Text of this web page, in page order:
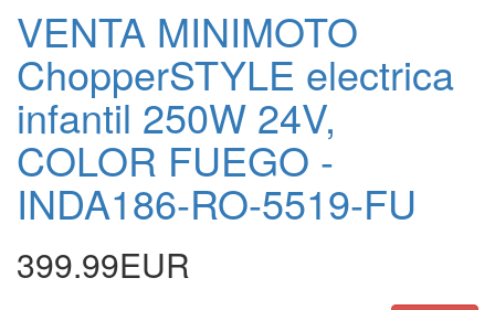
VENTA MINIMOTO
ChopperSTYLE electrica
infantil 250W 24V,
COLOR FUEGO -
INDA186-RO-5519-FU
399.99EUR